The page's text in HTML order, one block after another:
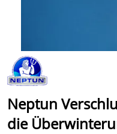
Neptun
die